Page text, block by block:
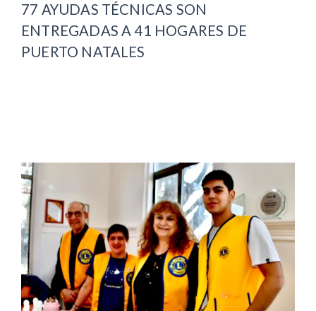
77 AYUDAS TÉCNICAS SON
ENTREGADAS A 41 HOGARES DE
PUERTO NATALES